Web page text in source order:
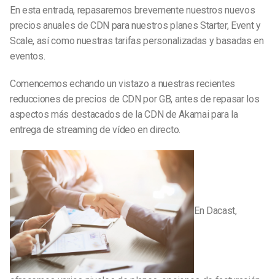
En esta entrada, repasaremos brevemente nuestros nuevos
precios anuales de CDN para nuestros planes Starter, Event y
Scale, así como nuestras tarifas personalizadas y basadas en
eventos.
Comencemos echando un vistazo a nuestras recientes
reducciones de precios de CDN por GB, antes de repasar los
aspectos más destacados de la CDN de Akamai para la
entrega de streaming de vídeo en directo.
En Dacast,